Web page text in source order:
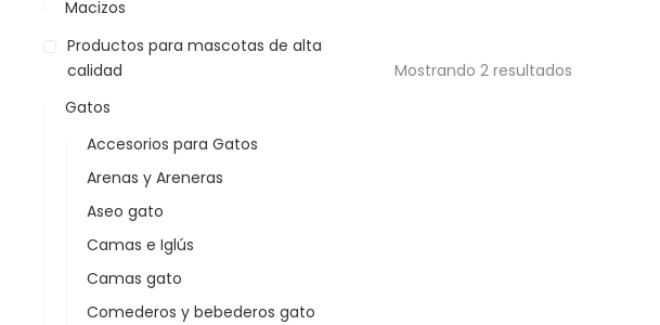
Macizos
Productos para mascotas de alta
calidad
Gatos
Accesorios para Gatos
Arenas y Areneras
Aseo gato
Camas e Iglús
Camas gato
Comederos y bebederos gato
Mostrando 2 resultados